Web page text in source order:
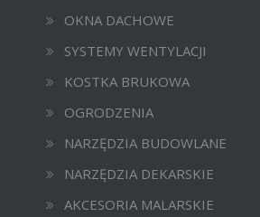
OKNA DACHOWE
SYSTEMY WENTYLACJI
KOSTKA BRUKOWA
OGRODZENIA
NARZĘDZIA BUDOWLANE
NARZĘDZIA DEKARSKIE
AKCESORIA MALARSKIE